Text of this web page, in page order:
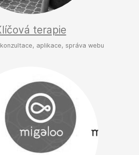
terapie
aplikace, správa webu